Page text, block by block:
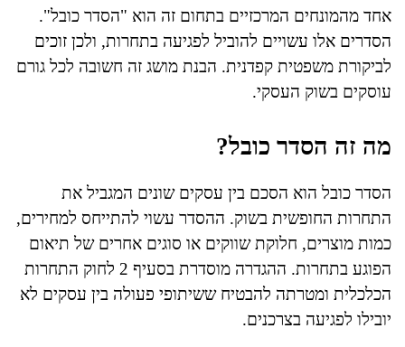
אחד מהמונחים המרכזיים בתחום זה הוא "הסדר כובל".
הסדרים אלו עשויים להוביל לפגיעה בתחרות, ולכן זוכים
לביקורת משפטית קפדנית. הבנת מושג זה חשובה לכל גורם
עוסקים בשוק העסקי.
מה זה הסדר כובל?
הסדר כובל הוא הסכם בין עסקים שונים המגביל את
התחרות החופשית בשוק. ההסדר עשוי להתייחס למחירים,
כמות מוצרים, חלוקת שווקים או סוגים אחרים של תיאום
הפוגע בתחרות. ההגדרה מוסדרת בסעיף 2 לחוק התחרות
הכלכלית ומטרתה להבטיח ששיתופי פעולה בין עסקים לא
יובילו לפגיעה בצרכנים.